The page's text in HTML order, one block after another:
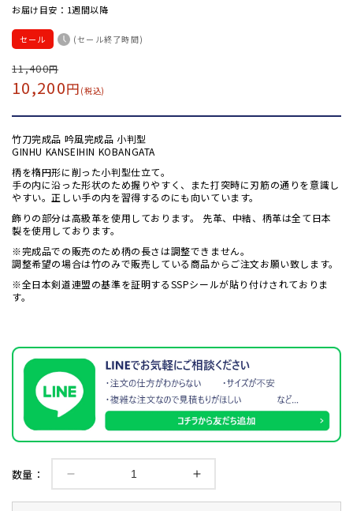
お届け目安：1週間以降
セール (セール終了時間)
通
常
11,400円
セ
ー
格
10,200円 (税込)
竹刀完成品 吟風完成品 小判型
GINHU KANSEIHIN KOBANGATA
柄を楕円形に削った小判型仕立て。
手の内に沿った形状のため握りやすく、また打突時に刃筋の通りを意識し
やすい。正しい手の内を習得するのにも向いています。
飾りの部分は高級革を使用しております。 先革、中結、柄革は全て日本
製を使用しております。
※完成品での販売のため柄の長さは調整できません。
調整希望の場合は竹のみで販売している商品からご注文お願い致します。
※全日本剣道連盟の基準を証明するSSPシールが貼り付けされておりま
す。
数量：
刀
竹
刀